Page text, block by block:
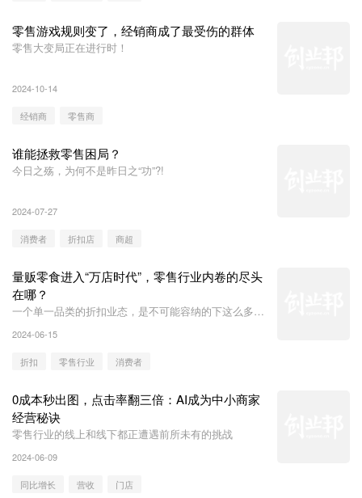
零售游戏规则变了，经销商成了最受伤的群体
​零售大变局正在进行时！
2024-10-14
经销商 零售商
谁能拯救零售困局？
今日之殇，为何不是昨日之“功”?!
2024-07-27
消费者 折扣店 商超
量贩零食进入“万店时代”，零售行业内卷的尽头
在哪？
一个单一品类的折扣业态，是不可能容纳的下这么多玩
2024-06-15
折扣 零售行业 消费者
0成本秒出图，点击率翻三倍：AI成为中小商家
经营秘诀
零售行业的线上和线下都正遭遇前所未有的挑战
2024-06-09
同比增长 营收 门店